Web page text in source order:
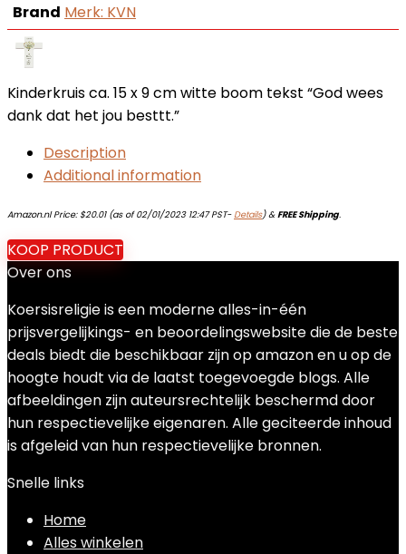
Brand Merk: KVN
Kinderkruis ca. 15 x 9 cm witte boom tekst “God wees
dank dat het jou besttt.”
Description
Additional information
Amazon.nl Price: $20.01(as of 02/01/2023 12:47 PST-Details)&FREE Shipping.
KOOP PRODUCT
Over ons
Koersisreligie is een moderne alles-in-één
prijsvergelijkings- en beoordelingswebsite die de beste
deals biedt die beschikbaar zijn op amazon en u op de
hoogte houdt via de laatst toegevoegde blogs. Alle
afbeeldingen zijn auteursrechtelijk beschermd door
hun respectievelijke eigenaren. Alle geciteerde inhoud
is afgeleid van hun respectievelijke bronnen.
Snelle links
Home
Alles winkelen